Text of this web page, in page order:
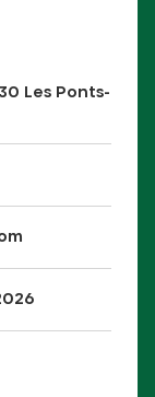
Les Ponts-